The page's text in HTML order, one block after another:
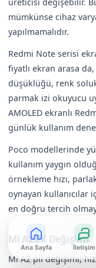
mümkünse cihaz
yapılmamalıdır.
Redmi Note serisi
fiyatlı ekran arasa
düşüklüğü, renk
parmak izi okuyucu
AMOLED ekranlı
günlük kullanım
Poco modellerinde
kullanım yaygın
örnekleme hızı,
oynayan kullanıcılar
en doğru tercih
Mi A2 Pil Değişimi
Mi A2 pil değişimi;
Ana Sayfa İletişim